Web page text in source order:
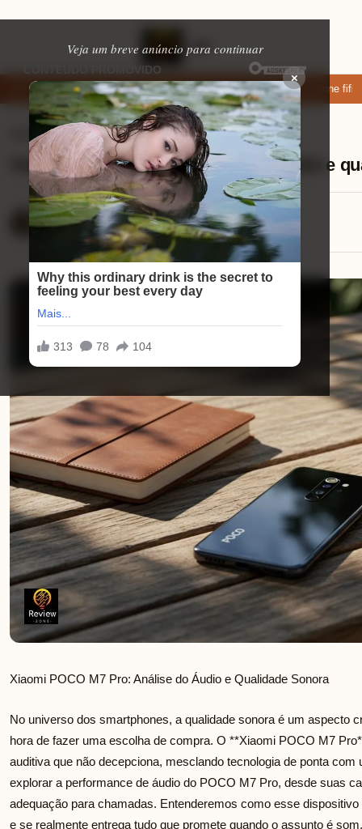
Veja um breve anúncio para continuar
×
apps de namoro que permitem enviar fotos e vídeos Microfone fifine
Celulares ⏱ 9 min de leitura
Xiaomi POCO M7 Pro análise do áudio e
Mariana Souza
Xiaomi POCO M7 Pro: Análise do Áudio e Qualidade Sonora
No universo dos smartphones, a qualidade sonora é um aspecto
hora de fazer uma escolha de compra. O **Xiaomi POCO M7
auditiva que não decepciona, mesclando tecnologia de ponta
explorar a performance de áudio do POCO M7 Pro, desde suas
adequação para chamadas. Entenderemos como esse
e se realmente entrega tudo que promete quando o assunto é som.